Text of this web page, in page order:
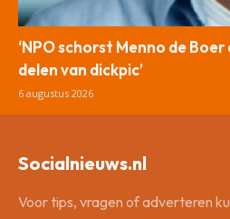
‘NPO schorst Menno de
delen van dickpic’
6 augustus 2026
Socialnieuws.nl
Voor tips, vragen of adverteren